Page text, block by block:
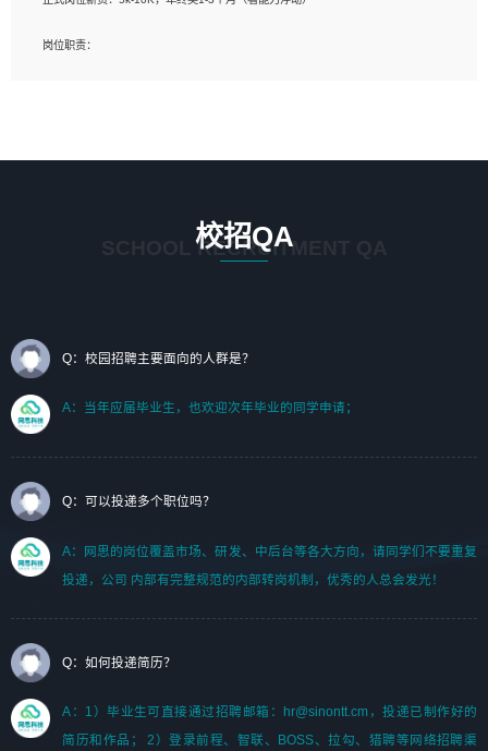
1、艺术设计类相关专业；（其中需求分析顾问不限专业）
岗位职责：
2. 熟悉 前端常用框架, 能独立完成设计给予的 UI 效果;
3. 有良好的代码习惯, 低级错误出现频率低;
7. 了解或熟悉 WebGL 及相关框架优先。
（岗位人员专职于行业应用解决方案、项目申报方案、投标方案的策划编写）
校招QA
SCHOOL RECRUITMENT QA
Q：校园招聘主要面向的人群是？
A：当年应届毕业生，也欢迎次年毕业的同学申请；
Q：可以投递多个职位吗？
A：网思的岗位覆盖市场、研发、中后台等各大方向，请同学们不要重复
投递，公司 内部有完整规范的内部转岗机制，优秀的人总会发光！
Q：如何投递简历？
A：1）毕业生可直接通过招聘邮箱：hr@sinontt.cm，投递已制作好的
简历和作品； 2）登录前程、智联、BOSS、拉勾、猎聘等网络招聘渠